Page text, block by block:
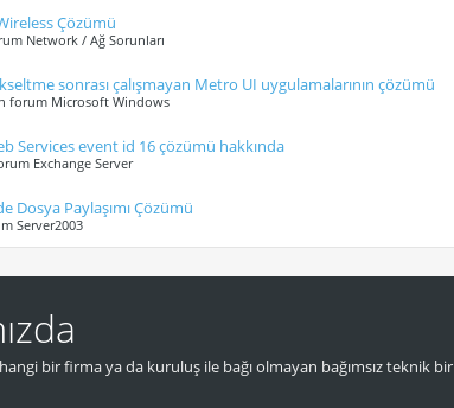
Çözümü
Network / Ağ Sorunları
sonrası çalışmayan Metro UI uygulamalarının çözümü
forum Microsoft Windows
Services event id 16 çözümü hakkında
Exchange Server
Dosya Paylaşımı Çözümü
Server2003
bir firma ya da kuruluş ile bağı olmayan bağımsız teknik bir